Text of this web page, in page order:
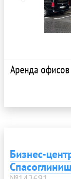
Аренда офисов
Бизнес-